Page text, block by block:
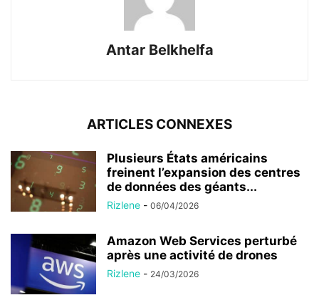
Antar Belkhelfa
ARTICLES CONNEXES
Plusieurs États américains
freinent l’expansion des centres
de données des géants...
Rizlene - 06/04/2026
Amazon Web Services perturbé
après une activité de drones
Rizlene - 24/03/2026